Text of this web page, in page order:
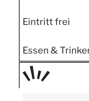
Eintritt frei
Essen &